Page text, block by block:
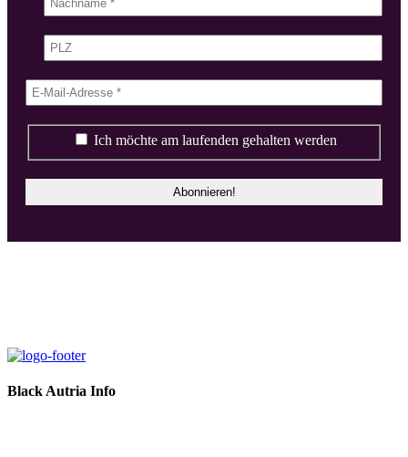
Ich möchte am laufenden gehalten werden
Black Autria Info